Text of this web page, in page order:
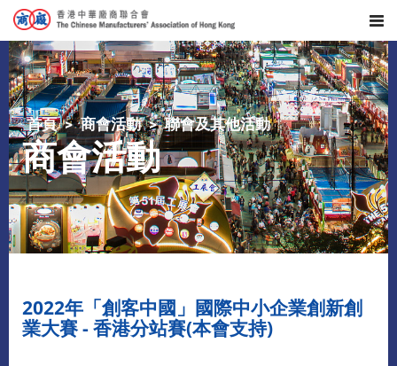
首頁 商會活動 聯會及其他活動
商會活動
2022年「創客中國」國際中小企業創新創
業大賽 - 香港分站賽(本會支持)